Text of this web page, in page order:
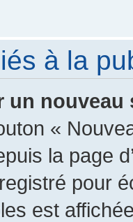
à la
un
«
la page
pour
est